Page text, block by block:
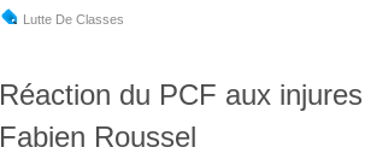
Lutte De Classes
Réaction du PCF aux
Fabien Roussel